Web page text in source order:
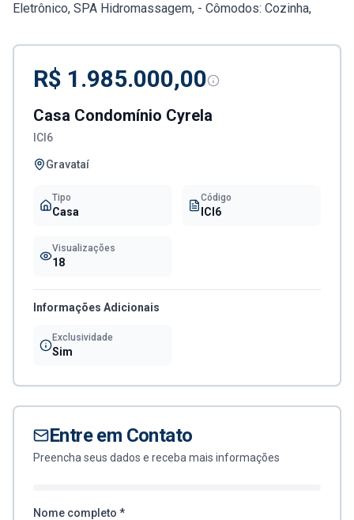
Eletrônico, SPA Hidromassagem, - Cômodos: Cozinha,
R$ 1.985.000,00
Casa Condomínio Cyrela
ICI6
Gravataí
Tipo
Casa
Código
ICI6
Visualizações
18
Informações Adicionais
Exclusividade
Sim
Entre em Contato
Preencha seus dados e receba mais informações
Nome completo *